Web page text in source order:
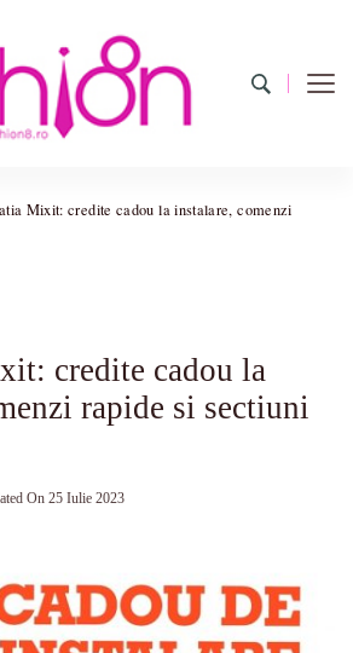
Mixit: credite cadou la instalare, comenzi
credite cadou la
rapide si sectiuni
On 25 Iulie 2023